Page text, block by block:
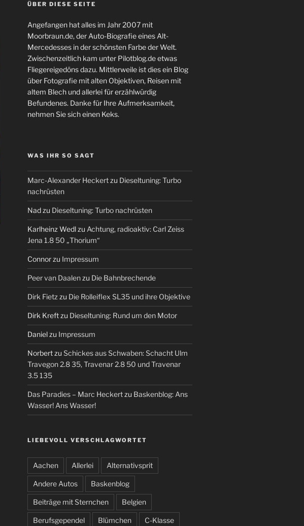
ÜBER DIESE SEITE
Angefangen hat alles im Jahr 2007 mit
Moorbraun.de, der Auto-Biografie eines Alt-
Mercedesses in der schönsten Farbe der Welt.
Zwischenzeitlich kam unter Pilotblog.de etwas
Fliegereigedöns dazu. Mittlerweile ist dies ein Blog
über Fotografie mit alten Objektiven, Reisen mit
altem Blech und allerlei für erzählwürdig
Befundenes. Danke für Ihre Aufmerksamkeit,
nehmen Sie sich einen Keks.
WAS IHR SO SAGT
Marc-Alexander Heckertzu Dieseltuning: Turbo
nachrüsten
Nadzu Dieseltuning: Turbo nachrüsten
Karlheinz Wedlzu Achtung, radioaktiv: Carl Zeiss
Jena 1.8 50 „Thorium“
Connorzu Impressum
Peer van Daalenzu Die Bahnbrechende
Dirk Fietz zu Die Rolleiflex SL35 und ihre Objektive
Dirk Kreftzu Dieseltuning: Rund um den Motor
Danielzu Impressum
Norbertzu Schickes aus Schwaben: Schacht Ulm
Travegon 2.8 35, Travenar 2.8 50 und Travenar
3.5 135
Das Paradies – Marc Heckertzu Baskenblog: Ans
Wasser! Ans Wasser!
LIEBEVOLL VERSCHLAGWORTET
Aachen Allerlei Alternativsprit
Andere Autos Baskenblog
Beiträge mit Sternchen Belgien
Berufsgependel Blümchen C-Klasse